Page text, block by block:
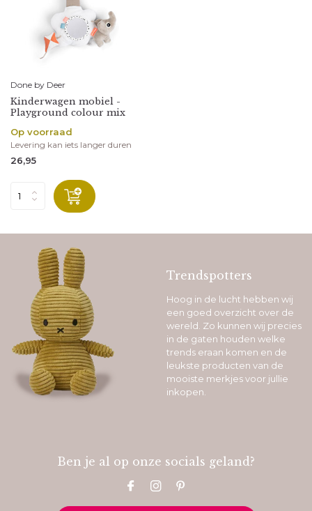
Done by Deer
Kinderwagen mobiel -
Playground colour mix
Op voorraad
Levering kan iets langer duren
26,95
Trendspotters
Hoog in de lucht hebben wij
een goed overzicht over de
wereld. Zo kunnen wij precies
in de gaten houden welke
trends eraan komen en de
leukste producten van de
mooiste merkjes voor jullie
inkopen.
Ben je al op onze socials geland?